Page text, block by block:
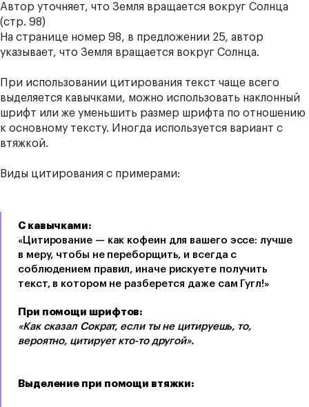
Автор уточняет, что Земля вращается вокруг Солнца
(стр. 98)
На странице номер 98, в предложении 25, автор
указывает, что Земля вращается вокруг Солнца.
При использовании цитирования текст чаще всего
выделяется кавычками, можно использовать наклонный
шрифт или же уменьшить размер шрифта по отношению
к основному тексту. Иногда используется вариант с
втяжкой.
Виды цитирования с примерами:
С кавычками:
«Цитирование — как кофеин для вашего эссе: лучше
в меру, чтобы не переборщить, и всегда с
соблюдением правил, иначе рискуете получить
текст, в котором не разберется даже сам Гугл!»
При помощи шрифтов:
«Как сказал Сократ, если ты не цитируешь, то,
вероятно, цитирует кто-то другой».
Выделение при помощи втяжки: